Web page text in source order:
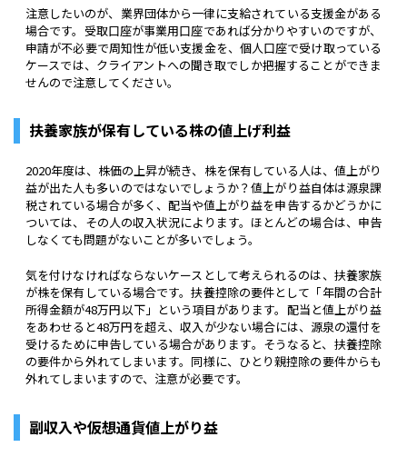
注意したいのが、業界団体から一律に支給されている支援金がある
場合です。受取口座が事業用口座であれば分かりやすいのですが、
申請が不必要で周知性が低い支援金を、個人口座で受け取っている
ケースでは、クライアントへの聞き取でしか把握することができま
せんので注意してください。
扶養家族が保有している株の値上げ利益
2020年度は、株価の上昇が続き、株を保有している人は、値上がり
益が出た人も多いのではないでしょうか？値上がり益自体は源泉課
税されている場合が多く、配当や値上がり益を申告するかどうかに
ついては、その人の収入状況によります。ほとんどの場合は、申告
しなくても問題がないことが多いでしょう。
気を付けなければならないケースとして考えられるのは、扶養家族
が株を保有している場合です。扶養控除の要件として「年間の合計
所得金額が48万円以下」という項目があります。配当と値上がり益
をあわせると48万円を超え、収入が少ない場合には、源泉の還付を
受けるために申告している場合があります。そうなると、扶養控除
の要件から外れてしまいます。同様に、ひとり親控除の要件からも
外れてしまいますので、注意が必要です。
副収入や仮想通貨値上がり益